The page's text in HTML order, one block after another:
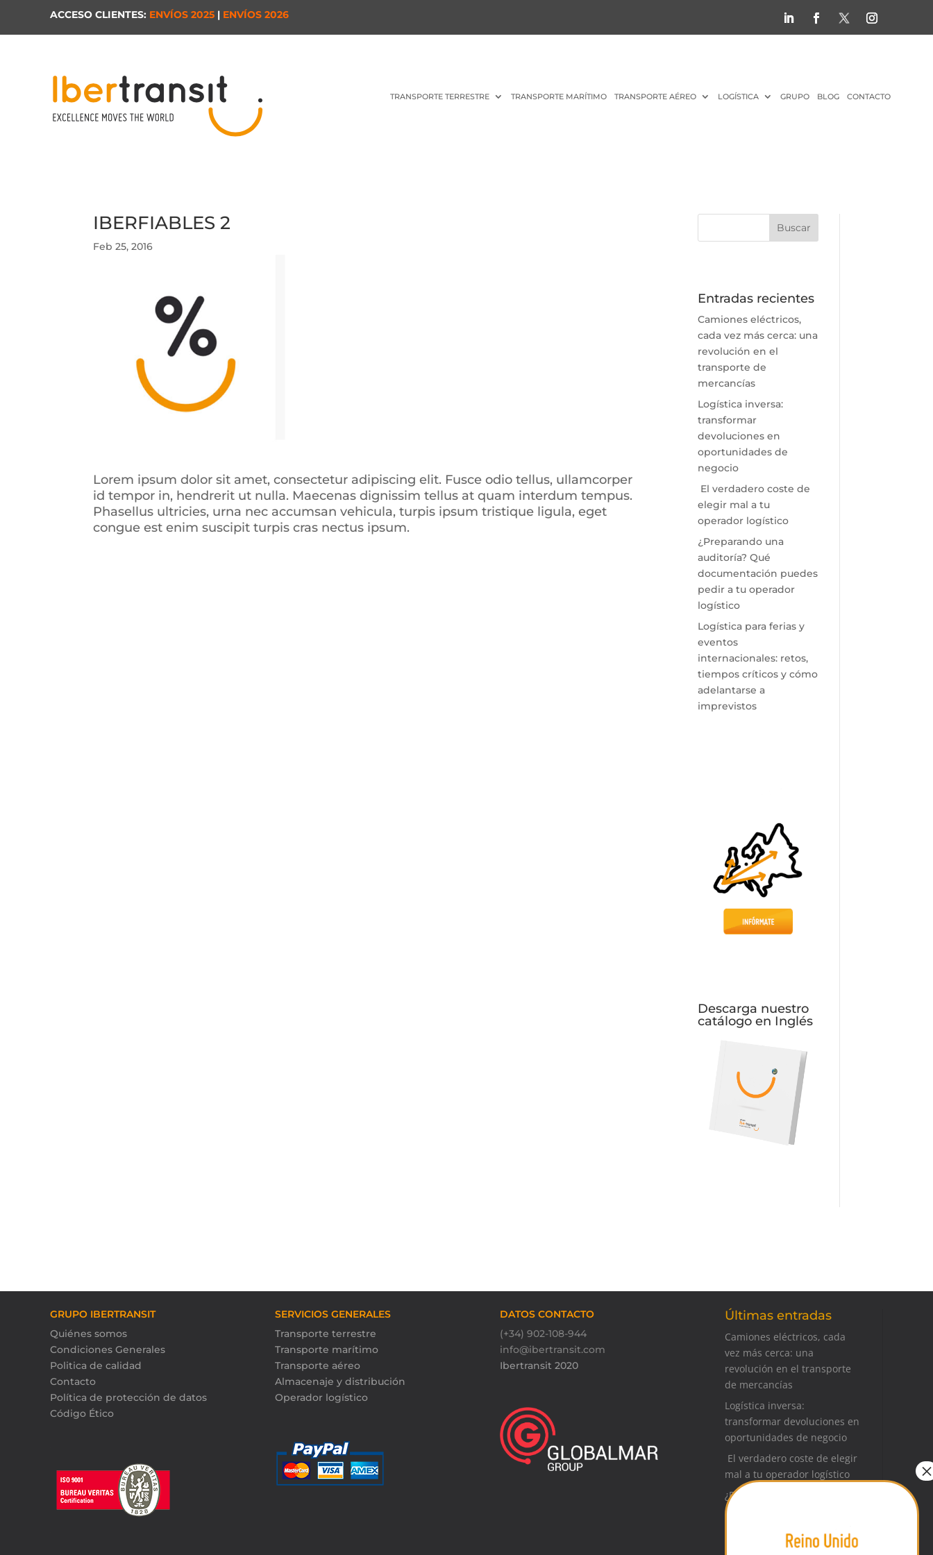
ACCESO CLIENTES: ENVÍOS 2025 | ENVÍOS 2026
TRANSPORTE TERRESTRE TRANSPORTE MARÍTIMO TRANSPORTE AÉREO LOGÍSTICA GRUPO BLOG CONTACTO
IBERFIABLES 2
Feb 25, 2016
Lorem ipsum dolor sit amet, consectetur adipiscing elit. Fusce odio tellus, ullamcorper
id tempor in, hendrerit ut nulla. Maecenas dignissim tellus at quam interdum tempus.
Phasellus ultricies, urna nec accumsan vehicula, turpis ipsum tristique ligula, eget
congue est enim suscipit turpis cras nectus ipsum.
Entradas recientes
Camiones eléctricos,
cada vez más cerca: una
revolución en el
transporte de
mercancías
Logística inversa:
transformar
devoluciones en
oportunidades de
negocio
El verdadero coste de
elegir mal a tu
operador logístico
¿Preparando una
auditoría? Qué
documentación puedes
pedir a tu operador
logístico
Logística para ferias y
eventos
internacionales: retos,
tiempos críticos y cómo
adelantarse a
imprevistos
Descarga nuestro
catálogo en Inglés
GRUPO IBERTRANSIT
Quiénes somos
Condiciones Generales
Politica de calidad
Contacto
Política de protección de datos
Código Ético
SERVICIOS GENERALES
Transporte terrestre
Transporte marítimo
Transporte aéreo
Almacenaje y distribución
Operador logístico
DATOS CONTACTO
(+34) 902-108-944
info@ibertransit.com
Ibertransit 2020
Últimas entradas
Camiones eléctricos, cada
vez más cerca: una
revolución en el transporte
de mercancías
Logística inversa:
transformar devoluciones en
oportunidades de negocio
El verdadero coste de elegir
mal a tu operador logístico
¿Preparando una auditoría?
Qué documentación puedes
Logística para ferias y